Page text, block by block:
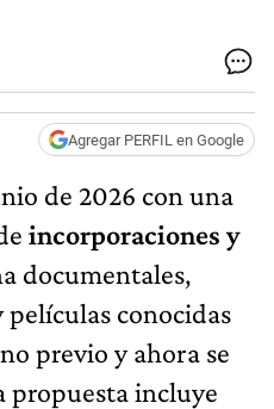
Agregar PERFIL en Google
de 2026 con una
incorporaciones y
documentales,
conocidas
previo y ahora se
propuesta incluye